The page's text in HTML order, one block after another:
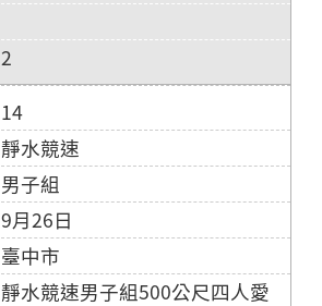
2
14
靜水競速
男子組
9月26日
臺中市
靜水競速男子組500公尺四人愛